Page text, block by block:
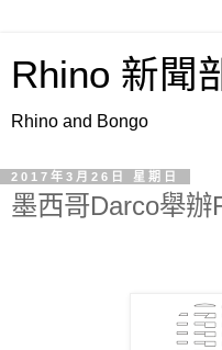
Rhino 新聞
Rhino and Bongo
2017年3月26日 星期日
墨西哥Darco舉